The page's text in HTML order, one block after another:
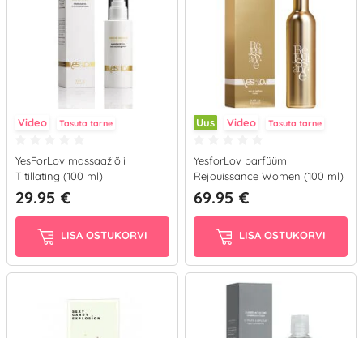
Video Tasuta tarne
YesForLov massaažiõli
Titillating (100 ml)
29.95 €
LISA OSTUKORVI
Uus Video Tasuta tarne
YesforLov parfüüm
Rejouissance Women (100 ml)
69.95 €
LISA OSTUKORVI